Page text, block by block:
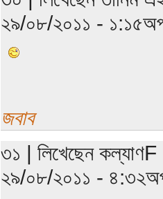
২৯/০৮/২০১১ -
জবাব
৩১ | লিখেছেন কল্যাণF
২৯/০৮/২০১১ -